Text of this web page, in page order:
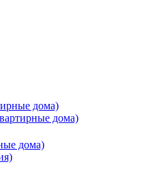
дома)
дома)
дома)